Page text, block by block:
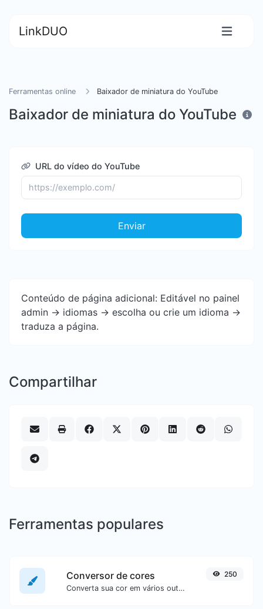
LinkDUO
Ferramentas online Baixador de miniatura do YouTube
Baixador de miniatura do YouTube
URL do vídeo do YouTube
Enviar
Conteúdo de página adicional: Editável no painel
admin -> idiomas -> escolha ou crie um idioma ->
traduza a página.
Compartilhar
Ferramentas populares
Conversor de cores
Converta sua cor em vários outros formatos.
250